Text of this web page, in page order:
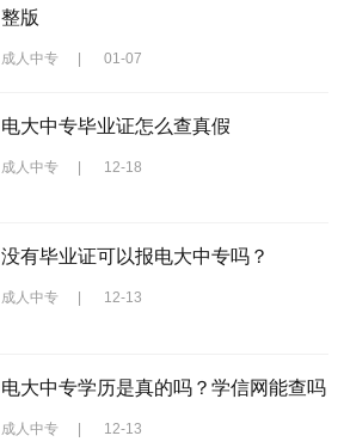
整版
成人中专 | 01-07
电大中专毕业证怎么查真假
成人中专 | 12-18
没有毕业证可以报电大中专吗？
成人中专 12-13
电大中专学历是真的吗？学信网能查吗
成人中专 12-13